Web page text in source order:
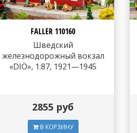
FALLER 110160
Шведский
железнодорожный вокзал
«DIÖ», 1:87, 1921—1945
2855 руб
В КОРЗИНУ